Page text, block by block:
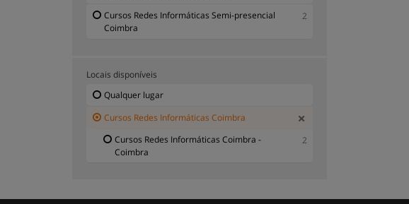
Cursos Redes Informáticas Semi-presencial
Coimbra
2
Locais disponíveis
Qualquer lugar
Cursos Redes Informáticas Coimbra
Cursos Redes Informáticas Coimbra -
Coimbra
2